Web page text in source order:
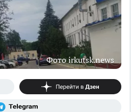
Фото irkutsk.news